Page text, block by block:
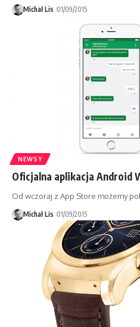
Michał Lis 01/09/2015
NEWSY
Oficjalna aplikacja Android
Od wczoraj z App Store możemy
Michał Lis 01/09/2015